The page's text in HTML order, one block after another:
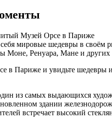
Музей Орсе в Париже
мировые шедевры в своём
Моне, Ренуара, Мане и других
в Париже и увидьте шедевры
из самых выдающихся
здании
встречает высокий